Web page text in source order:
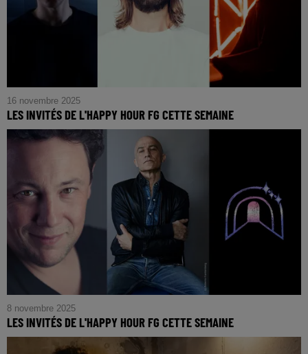
16 novembre 2025
LES INVITÉS DE L'HAPPY HOUR FG CETTE SEMAINE
8 novembre 2025
LES INVITÉS DE L'HAPPY HOUR FG CETTE SEMAINE